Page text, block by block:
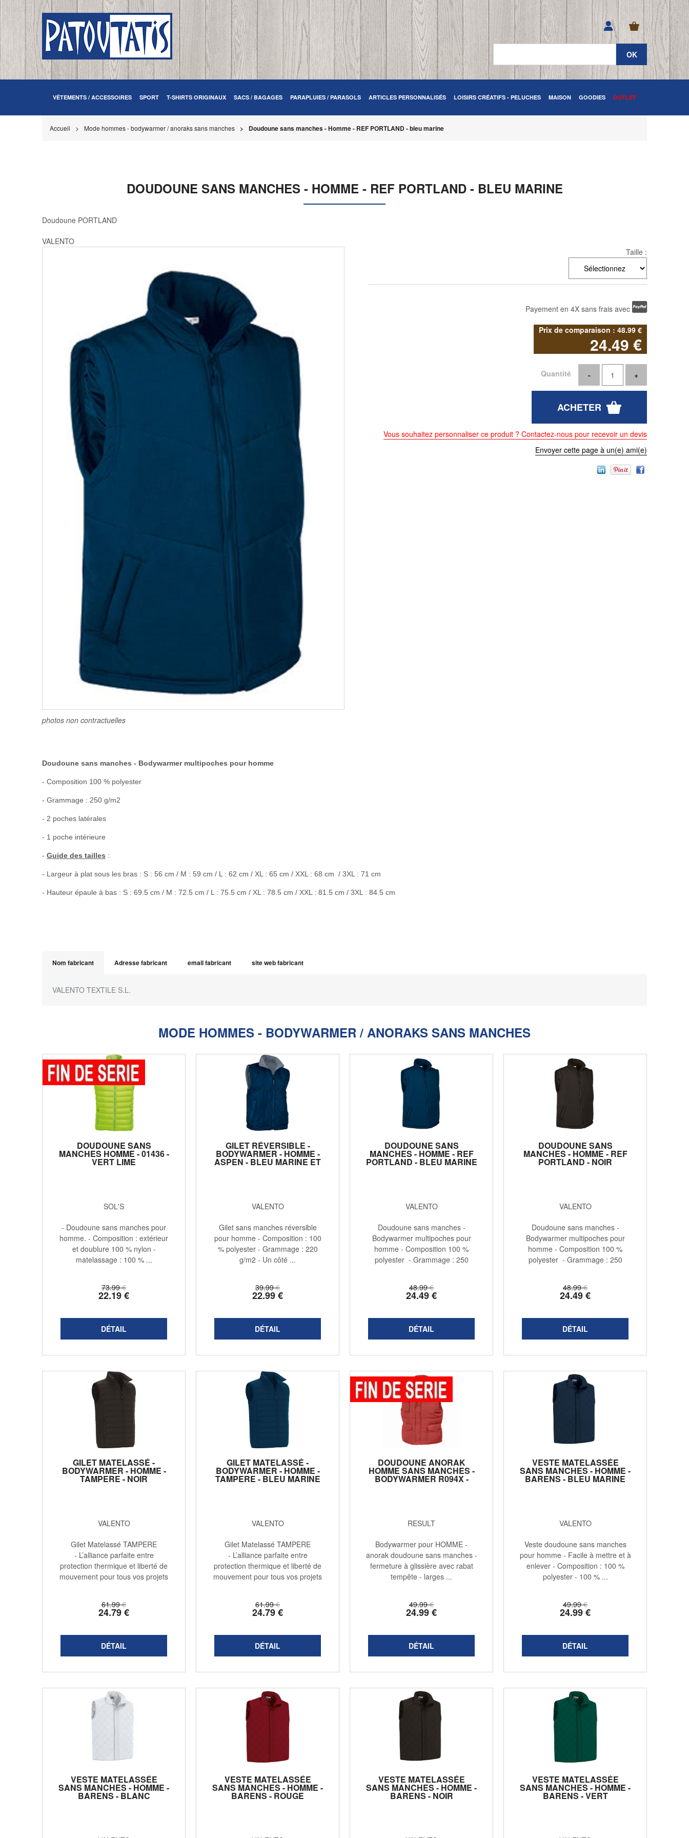
VÊTEMENTS / ACCESSOIRES SPORT T-SHIRTS ORIGINAUX SACS / BAGAGES PARAPLUIES / PARASOLS ARTICLES PERSONNALISÉS LOISIRS CRÉATIFS - PELUCHES MAISON GOODIES OUTLET
Accueil Mode hommes - bodywarmer / anoraks sans manches Doudoune sans manches - Homme - REF PORTLAND - bleu marine
DOUDOUNE SANS MANCHES - HOMME - REF PORTLAND - BLEU MARINE
Doudoune PORTLAND
VALENTO
photos non contractuelles
Taille :
Payement en 4X sans frais avec
48.99 €
24.49 €
Quantité
Vous souhaitez personnaliser ce produit ? Contactez-nous pour recevoir un devis
Envoyer cette page à un(e) ami(e)
Doudoune sans manches - Bodywarmer multipoches pour homme
- Composition 100 % polyester
- Grammage : 250 g/m2
- 2 poches latérales
- 1 poche intérieure
- Guide des tailles :
- Largeur à plat sous les bras : S : 56 cm / M : 59 cm / L : 62 cm / XL : 65 cm / XXL : 68 cm / 3XL : 71 cm
- Hauteur épaule à bas : S : 69.5 cm / M : 72.5 cm / L : 75.5 cm / XL : 78.5 cm / XXL : 81.5 cm / 3XL : 84.5 cm
Nom fabricant Adresse fabricant email fabricant site web fabricant
VALENTO TEXTILE S.L.
MODE HOMMES - BODYWARMER / ANORAKS SANS MANCHES
DOUDOUNE SANS
MANCHES HOMME - 01436 -
VERT LIME
SOL'S
73.99 €
22.19€
- Doudoune sans manches pour
homme. - Composition : extérieur
et doublure 100 % nylon -
matelassage : 100 % ...
GILET RÉVERSIBLE -
BODYWARMER - HOMME -
ASPEN - BLEU MARINE ET
VALENTO
39.99 €
22.99€
Gilet sans manches réversible
pour homme - Composition : 100
% polyester - Grammage : 220
g/m2 - Un côté ...
DOUDOUNE SANS
MANCHES - HOMME - REF
PORTLAND - BLEU MARINE
VALENTO
48.99 €
24.49€
Doudoune sans manches -
Bodywarmer multipoches pour
homme - Composition 100 %
polyester - Grammage : 250
DOUDOUNE SANS
MANCHES - HOMME - REF
PORTLAND - NOIR
VALENTO
48.99 €
24.49€
Doudoune sans manches -
Bodywarmer multipoches pour
homme - Composition 100 %
polyester - Grammage : 250
GILET MATELASSÉ -
BODYWARMER - HOMME -
TAMPERE - NOIR
VALENTO
61.99 €
24.79€
Gilet Matelassé TAMPERE
- L’alliance parfaite entre
protection thermique et liberté de
mouvement pour tous vos projets
GILET MATELASSÉ -
BODYWARMER - HOMME -
TAMPERE - BLEU MARINE
VALENTO
61.99 €
24.79€
Gilet Matelassé TAMPERE
- L’alliance parfaite entre
protection thermique et liberté de
mouvement pour tous vos projets
DOUDOUNE ANORAK
HOMME SANS MANCHES -
BODYWARMER R094X -
RESULT
49.99 €
24.99€
Bodywarmer pour HOMME -
anorak doudoune sans manches -
fermeture à glissière avec rabat
tempête - larges ...
VESTE MATELASSÉE
SANS MANCHES - HOMME -
BARENS - BLEU MARINE
VALENTO
49.99 €
24.99€
Veste doudoune sans manches
pour homme - Facile à mettre et à
enlever - Composition : 100 %
polyester - 100 % ...
VESTE MATELASSÉE
SANS MANCHES - HOMME -
BARENS - BLANC
VESTE MATELASSÉE
SANS MANCHES - HOMME -
BARENS - ROUGE
VESTE MATELASSÉE
SANS MANCHES - HOMME -
BARENS - NOIR
VESTE MATELASSÉE
SANS MANCHES - HOMME -
BARENS - VERT